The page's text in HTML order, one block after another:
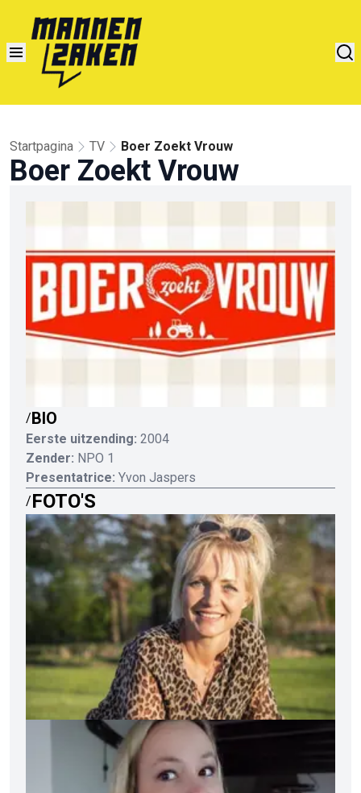
Startpagina TV Boer Zoekt Vrouw
Boer Zoekt Vrouw
/BIO
Eerste uitzending: 2004
Zender: NPO 1
Presentatrice: Yvon Jaspers
/FOTO'S